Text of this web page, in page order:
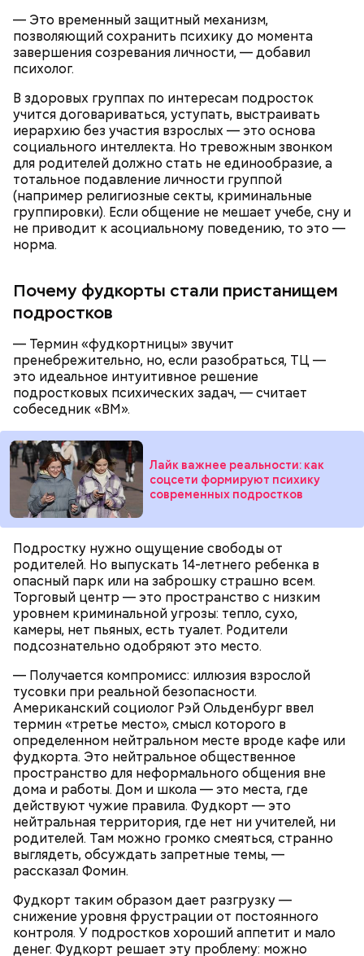
— Это временный защитный механизм,
позволяющий сохранить психику до момента
завершения созревания личности, — добавил
психолог.
В здоровых группах по интересам подросток
учится договариваться, уступать, выстраивать
иерархию без участия взрослых — это основа
социального интеллекта. Но тревожным звонком
для родителей должно стать не единообразие, а
тотальное подавление личности группой
(например религиозные секты, криминальные
группировки). Если общение не мешает учебе, сну и
не приводит к асоциальному поведению, то это —
норма.
Почему фудкорты стали пристанищем
подростков
— Термин «фудкортницы» звучит
пренебрежительно, но, если разобраться, ТЦ —
это идеальное интуитивное решение
подростковых психических задач, — считает
собеседник «ВМ».
Лайк важнее реальности: как
соцсети формируют психику
современных подростков
Подростку нужно ощущение свободы от
родителей. Но выпускать 14-летнего ребенка в
опасный парк или на заброшку страшно всем.
Торговый центр — это пространство с низким
уровнем криминальной угрозы: тепло, сухо,
камеры, нет пьяных, есть туалет. Родители
подсознательно одобряют это место.
— Получается компромисс: иллюзия взрослой
тусовки при реальной безопасности.
Американский социолог Рэй Ольденбург ввел
термин «третье место», смысл которого в
определенном нейтральном месте вроде кафе или
фудкорта. Это нейтральное общественное
пространство для неформального общения вне
дома и работы. Дом и школа — это места, где
действуют чужие правила. Фудкорт — это
нейтральная территория, где нет ни учителей, ни
родителей. Там можно громко смеяться, странно
выглядеть, обсуждать запретные темы, —
рассказал Фомин.
Фудкорт таким образом дает разгрузку —
снижение уровня фрустрации от постоянного
контроля. У подростков хороший аппетит и мало
денег. Фудкорт решает эту проблему: можно